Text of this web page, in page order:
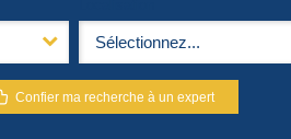
Sélectionnez...
Confier ma recherche à un expert